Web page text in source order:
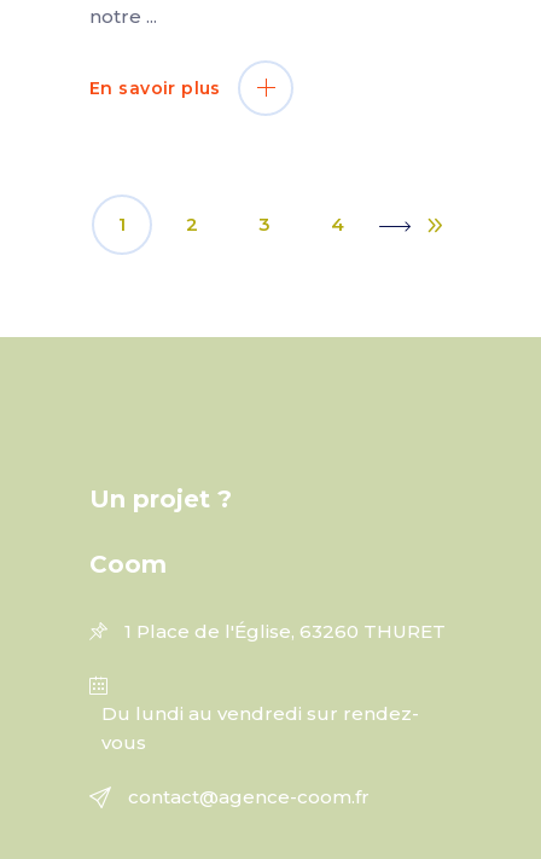
notre
En savoir plus
1 2 3 4
Un projet ?
Coom
1 Place de l'Église, 63260 THURET
Du lundi au vendredi sur rendez-
vous
contact@agence-coom.fr